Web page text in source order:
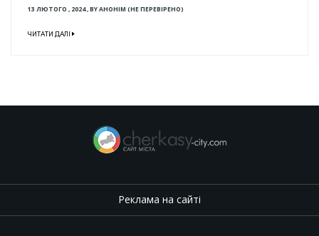
13 ЛЮТОГО , 2024,BYАНОНІМ (НЕ ПЕРЕВІРЕНО)
ЧИТАТИ ДАЛІ
Реклама на сайті